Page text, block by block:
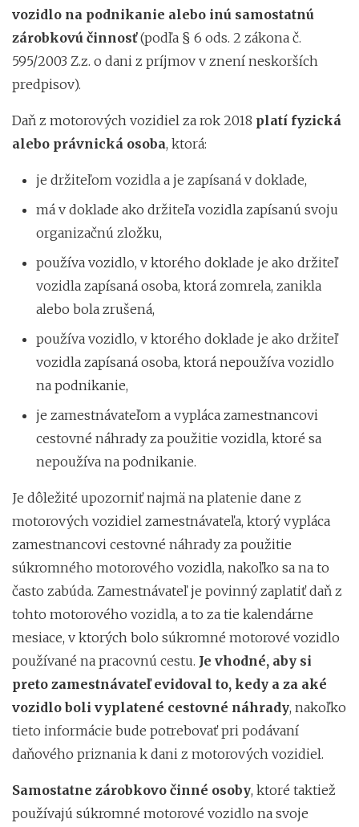
vozidlo na podnikanie alebo inú samostatnú
zárobkovú činnosť(podľa § 6 ods. 2 zákona č.
595/2003 Z.z. o dani z príjmov v znení neskorších
predpisov).
Daň z motorových vozidiel za rok 2018 platí fyzická
alebo právnická osoba, ktorá:
je držiteľom vozidla a je zapísaná v doklade,
má v doklade ako držiteľa vozidla zapísanú svoju
organizačnú zložku,
používa vozidlo, v ktorého doklade je ako držiteľ
vozidla zapísaná osoba, ktorá zomrela, zanikla
alebo bola zrušená,
používa vozidlo, v ktorého doklade je ako držiteľ
vozidla zapísaná osoba, ktorá nepoužíva vozidlo
na podnikanie,
je zamestnávateľom a vypláca zamestnancovi
cestovné náhrady za použitie vozidla, ktoré sa
nepoužíva na podnikanie.
Je dôležité upozorniť najmä na platenie dane z
motorových vozidiel zamestnávateľa, ktorý vypláca
zamestnancovi cestovné náhrady za použitie
súkromného motorového vozidla, nakoľko sa na to
často zabúda. Zamestnávateľ je povinný zaplatiť daň z
tohto motorového vozidla, a to za tie kalendárne
mesiace, v ktorých bolo súkromné motorové vozidlo
používané na pracovnú cestu. Je vhodné, aby si
preto zamestnávateľ evidoval to, kedy a za aké
vozidlo boli vyplatené cestovné náhrady, nakoľko
tieto informácie bude potrebovať pri podávaní
daňového priznania k dani z motorových vozidiel.
Samostatne zárobkovo činné osoby, ktoré taktiež
používajú súkromné motorové vozidlo na svoje